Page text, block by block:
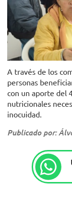
A través de los
personas
con un aporte del
nutricionales
inocuidad.
Publicado por: